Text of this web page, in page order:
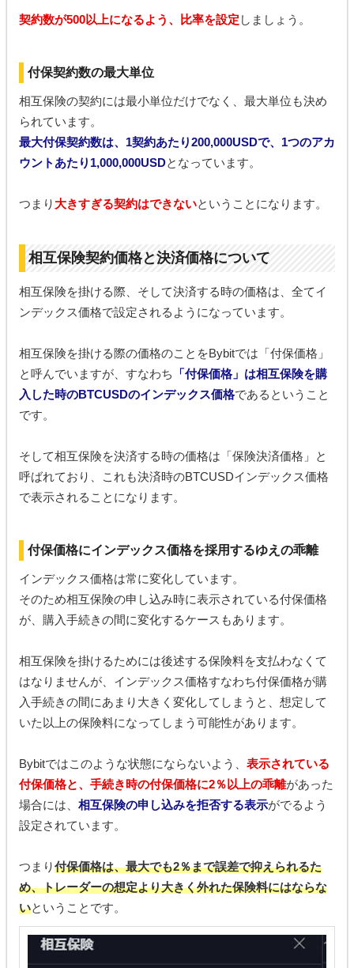
契約数が500以上になるよう、比率を設定 しましょう。
付保契約数の最大単位
相互保険の契約には最小単位だけでなく、最大単位も決め
られています。
最大付保契約数は、1契約あたり200,000USDで、1つのアカ
ウントあたり1,000,000USDとなっています。
つまり 大きすぎる契約はできないということになります。
相互保険契約価格と決済価格について
相互保険を掛ける際、そして決済する時の価格は、全てイ
ンデックス価格で設定されるようになっています。
相互保険を掛ける際の価格のことをBybitでは「付保価格」
と呼んでいますが、すなわち
「付保価格」は相互保険を購
入した時のBTCUSDのインデックス価格であるということ
です。
そして相互保険を決済する時の価格は「保険決済価格」と
呼ばれており、これも決済時のBTCUSDインデックス価格
で表示されることになります。
付保価格にインデックス価格を採用するゆえの乖離
インデックス価格は常に変化しています。
そのため相互保険の申し込み時に表示されている付保価格
が、購入手続きの間に変化するケースもあります。
相互保険を掛けるためには後述する保険料を支払わなくて
はなりませんが、インデックス価格すなわち付保価格が購
入手続きの間にあまり大きく変化してしまうと、想定して
いた以上の保険料になってしまう可能性があります。
Bybitではこのような状態にならないよう、 表示されている
付保価格と、手続き時の付保価格に2％以上の乖離があった
場合には、 相互保険の申し込みを拒否する表示がでるよう
設定されています。
つまり付保価格は、最大でも2％まで誤差で抑えられるた
め、トレーダーの想定より大きく外れた保険料にはならな
いということです。